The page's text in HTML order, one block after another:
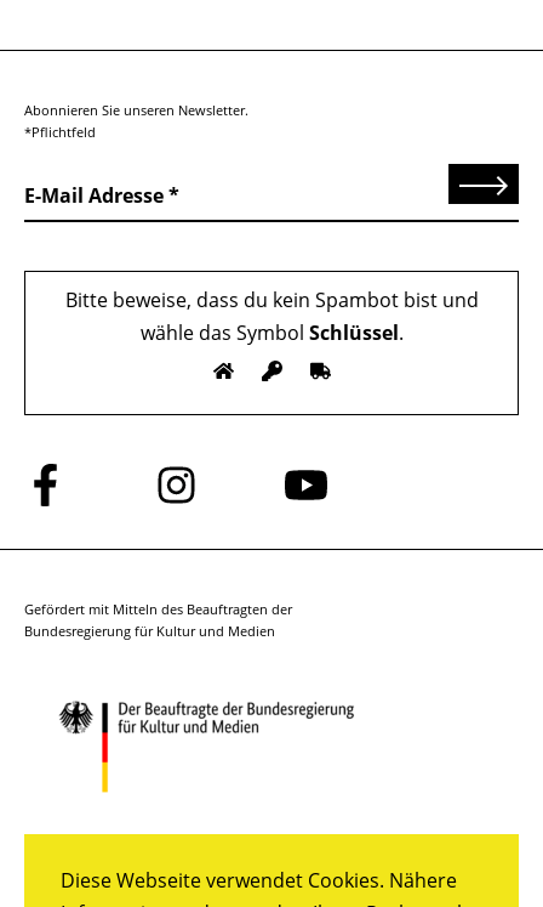
Diese Webseite verwendet Cookies. Nähere
Abonnieren Sie unseren Newsletter.
*Pflichtfeld
E-Mail Adresse Senden
Bitte beweise, dass du kein Spambot bist und
wähle das Symbol Schlüssel.
Folge
uns
auf
Folge
uns
auf
Folge
auf
Gefördert mit Mitteln des Beauftragten der
Bundesregierung für Kultur und Medien